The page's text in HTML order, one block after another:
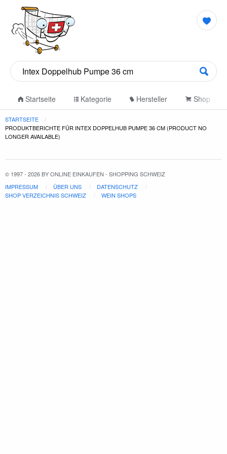
Startseite Kategorie Hersteller Shop
STARTSEITE
PRODUKTBERICHTE FÜR INTEX DOPPELHUB PUMPE 36 CM (PRODUCT NO
LONGER AVAILABLE)
© 1997 - 2026 BY ONLINE EINKAUFEN - SHOPPING SCHWEIZ
IMPRESSUM
ÜBER UNS
DATENSCHUTZ
SHOP VERZEICHNIS SCHWEIZ
WEIN SHOPS